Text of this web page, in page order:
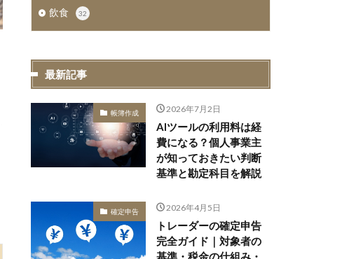
飲食 32
最新記事
帳簿作成 2026年7月2日
AIツールの利用料は経
費になる？個人事業主
が知っておきたい判断
基準と勘定科目を解説
確定申告 2026年4月5日
トレーダーの確定申告
完全ガイド｜対象者の
基準・税金の仕組み・